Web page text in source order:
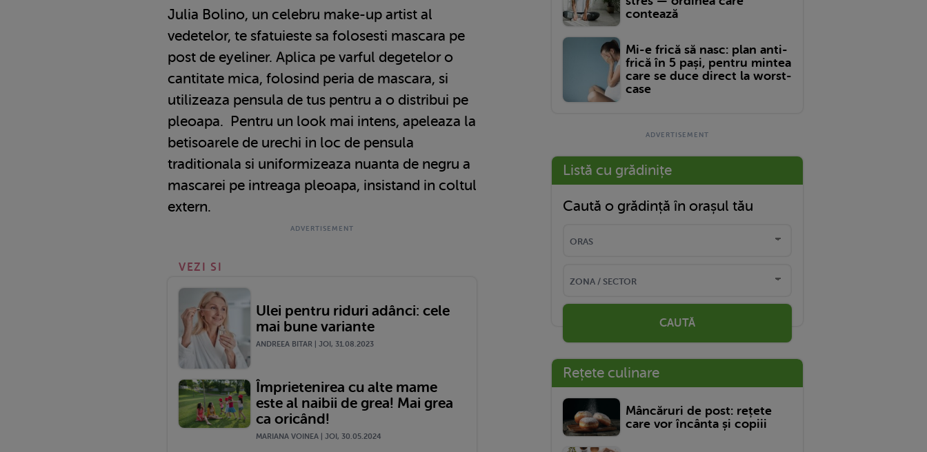
Julia Bolino, un celebru make-up artist al
vedetelor, te sfatuieste sa folosesti mascara pe
post de eyeliner. Aplica pe varful degetelor o
cantitate mica, folosind peria de mascara, si
utilizeaza pensula de tus pentru a o distribui pe
pleoapa. Pentru un look mai intens, apeleaza la
betisoarele de urechi in loc de pensula
traditionala si uniformizeaza nuanta de negru a
mascarei pe intreaga pleoapa, insistand in coltul
extern.
VEZI SI
Ulei pentru riduri adânci: cele
mai bune variante
ANDREEA BITAR | JOI, 31.08.2023
Împrietenirea cu alte mame
este al naibii de grea! Mai grea
ca oricând!
MARIANA VOINEA | JOI, 30.05.2024
contează
Mi-e frică să nasc: plan anti-
frică în 5 pași, pentru mintea
care se duce direct la worst-
case
Listă cu grădinițe
Caută o grădință în orașul tău
CAUTĂ
Rețete culinare
Mâncăruri de post: rețete
care vor încânta și copiii